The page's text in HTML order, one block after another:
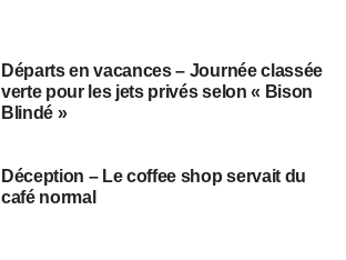
Départs en vacances – Journée classée
verte pour les jets privés selon « Bison
Blindé »
Déception – Le coffee shop servait du
café normal